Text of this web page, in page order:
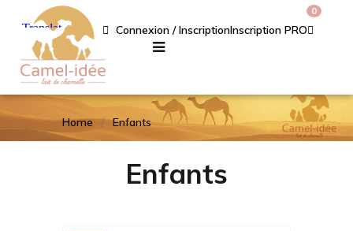
Connexion / InscriptionInscription PRO
0
Home Enfants
Enfants